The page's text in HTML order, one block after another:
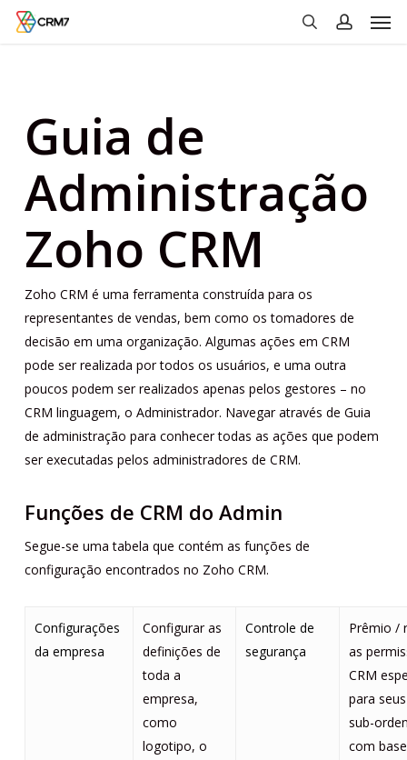
Skip
Guia de
Administração
Zoho CRM
Zoho CRM é uma ferramenta construída para os
representantes de vendas, bem como os tomadores de
decisão em uma organização. Algumas ações em CRM
pode ser realizada por todos os usuários, e uma outra
poucos podem ser realizados apenas pelos gestores – no
CRM linguagem, o Administrador. Navegar através de Guia
de administração para conhecer todas as ações que podem
ser executadas pelos administradores de CRM.
Funções de CRM do Admin
Segue-se uma tabela que contém as funções de
configuração encontrados no Zoho CRM.
Configurações
da empresa
Configurar as
definições de
toda a
empresa,
como
logotipo, o
Controle de
segurança
Prêmio /
as
CRM
para
sub-
com